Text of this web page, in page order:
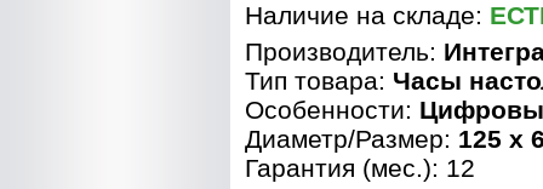
Наличие на складе:
Производитель:
Тип товара: Часы
Особенности:
Диаметр/Размер: 125 x
Гарантия (мес.): 12